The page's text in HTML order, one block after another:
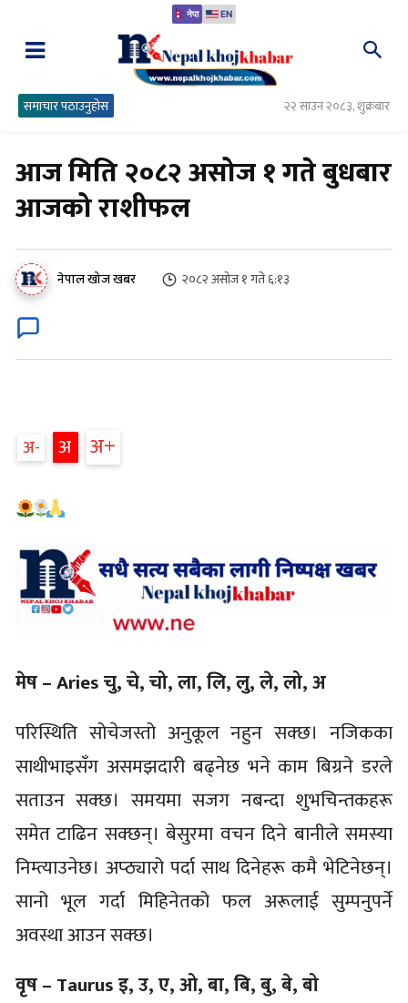
नेपा EN
समाचार पठाउनुहोस २२ साउन २०८३, शुक्रबार
आज मिति २०८२ असोज १ गते बुधबार
आजको राशीफल
नेपाल खोज खबर २०८२ असोज १ गते ६:१३
अ अ अ
मेष – Aries चु, चे, चो, ला, लि, लु, ले, लो, अ
परिस्थिति सोचेजस्तो अनुकूल नहुन सक्छ। नजिकका
साथीभाइसँग असमझदारी बढ्नेछ भने काम बिग्रने डरले
सताउन सक्छ। समयमा सजग नबन्दा शुभचिन्तकहरू
समेत टाढिन सक्छन्। बेसुरमा वचन दिने बानीले समस्या
निम्त्याउनेछ। अप्ठ्यारो पर्दा साथ दिनेहरू कमै भेटिनेछन्।
सानो भूल गर्दा मिहिनेतको फल अरूलाई सुम्पनुपर्ने
अवस्था आउन सक्छ।
वृष – Taurus इ, उ, ए, ओ, बा, बि, बु, बे, बो